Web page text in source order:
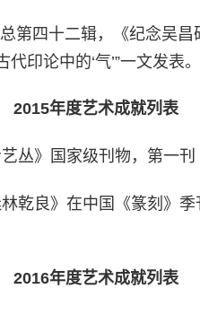
第四十二辑，《纪念吴
印论中的‘气’”一文发表。
2015年度艺术成就列表
丛》国家级刊物，第一刊
乾良》在中国《篆刻》
2016年度艺术成就列表